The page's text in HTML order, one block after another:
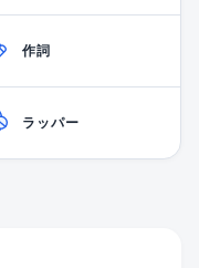
作詞
ラッパー